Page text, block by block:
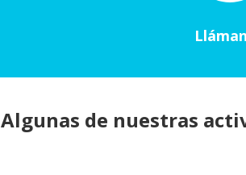
Algunas de nuestras